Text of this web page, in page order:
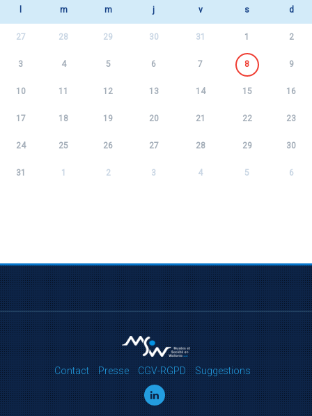
m m j v s d
27 28 29 30 31 1 2
3 4 5 6 7 8 9
10 11 12 13 14 15 16
17 18 19 20 21 22 23
24 25 26 27 28 29 30
31 1 2 3 4 5 6
Contact Presse CGV-RGPD Suggestions